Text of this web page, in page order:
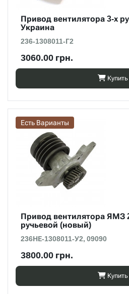
Привод вентилятора 3-х
Украина
236-1308011-Г2
3060.00 грн.
Купить
Есть Варианты
Привод вентилятора ЯМЗ
ручьевой (новый)
236НЕ-1308011-У2, 09090
3800.00 грн.
Купить